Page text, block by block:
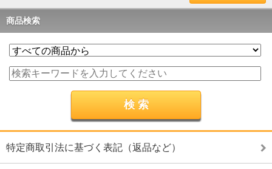
商品検索
特定商取引法に基づく表記（返品など）